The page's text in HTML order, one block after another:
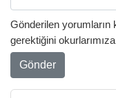
Gönderilen
gerektiğini
Gönder